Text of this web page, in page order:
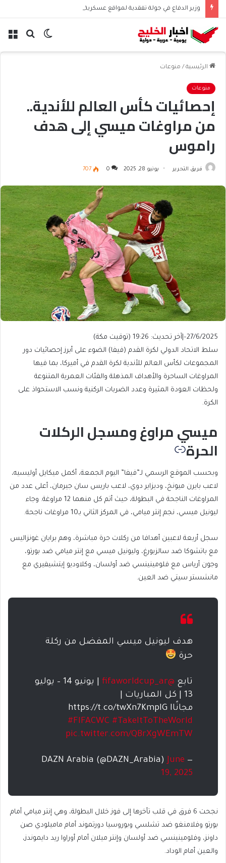
وزير الدفاع في جولة تفقدية لمواقع عسكرية استراتيجية
بحث الوضع
الرئيسية / منوعات
منوعات
إحصائيات كأس العالم للأندية..
من مراوغات ميسي إلى هدف
راموس
فريق التحرير يونيو 28, 2025 0
707
27/6/2025
– آخر تحديث: 19:26 (توقيت مكة)
سلط الاتحاد الدولي لكرة القدم (فيفا) الضوء على أبرز إحصائيات دور
المجموعات لكأس العالم للأندية لكرة القدم في أميركا، بما فيها
المراوغات الساحرة والأهداف المذهلة والفئات العمرية المتنوعة
ولحظات العودة المثيرة وعدد الضربات الركنية ونسب الاستحواذ على
الكرة.
ميسي مراوغ ومسجل الركلات
الحرة
وبحسب الموقع الرسمي لـ”فيفا” اليوم الجمعة، أكمل ميكايل أوليسيه،
لاعب بايرن ميونخ، وديزاير دوي، لاعب باريس سان جيرمان، أعلى عدد من
المراوغات الناجحة في البطولة، حيث أتم كل منهما 12 مراوغة. وجاء
ليونيل ميسي، نجم إنتر ميامي، في المركز الثاني بـ10 مراوغات ناجحة.
سجل أربعة لاعبين أهدافا من ركلات حرة مباشرة، وهم برايان غونزاليس
مع باتشوكا ضد سالزبورغ، وليونيل ميسي مع إنتر ميامي ضد بورتو،
وجون أرياس مع فلومينينسي ضد أولسان، وكلاوديو إيتشيفيري مع
مانشستر سيتي ضد العين.
هدف ليونيل ميسي المفضل من ركلة
حرة
تابع @fifaworldcup_ar
| يونيو 14 – يوليو
13 | كل المباريات |
مجانًاhttps://t.co/twXn7KmpIG I
#FIFACWC #TakeItToTheWorld
pic.twitter.com/QBrXgWEmTW
— DAZN Arabia (@DAZN_Arabia)
June
19, 2025
نجحت 6 فرق في قلب تأخرها إلى فوز خلال البطولة، وهي إنتر ميامي أمام
بورتو وفلامنغو ضد تشلسي وبوروسيا دورتموند أمام ماميلودي صن
داونز، وفلومينينسي ضد أولسان وإنتر ميلان أمام أوراوا ريد دايموندز،
والعين أمام الوداد.